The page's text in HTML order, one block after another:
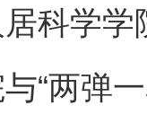
科学
两弹一